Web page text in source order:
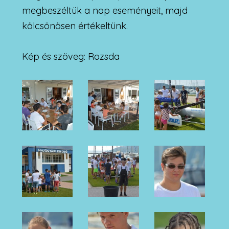
megbeszéltük a nap eseményeit, majd
kölcsönösen értékeltünk.
Kép és szöveg: Rozsda